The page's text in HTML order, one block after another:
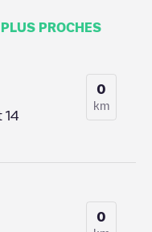
PROCHES
14
0
km
0